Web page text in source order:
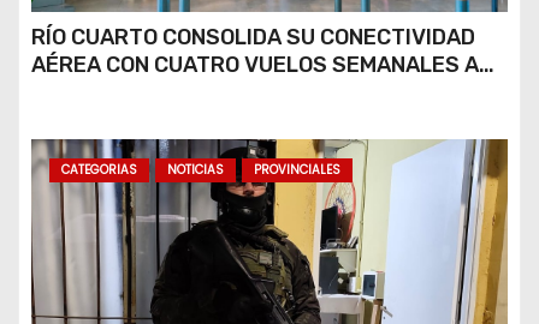
RÍO CUARTO CONSOLIDA SU CONECTIVIDAD
AÉREA CON CUATRO VUELOS SEMANALES A
CATEGORIAS NOTICIAS PROVINCIALES